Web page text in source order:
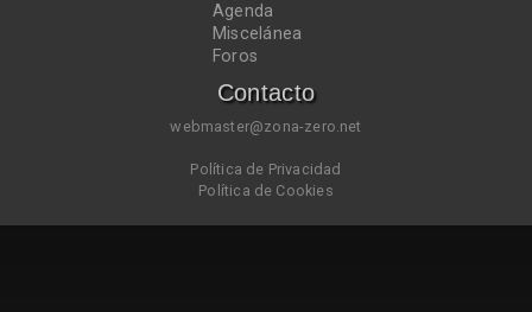
Agenda
Miscelánea
Foros
Contacto
webmaster@zona-zero.net
Política de Privacidad
Política de Cookies